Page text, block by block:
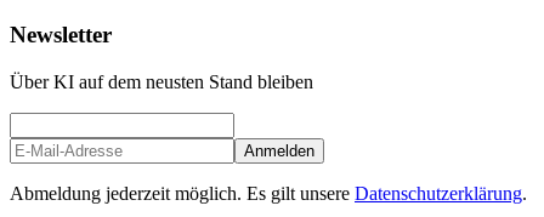
Newsletter
Über KI auf dem neusten Stand bleiben
Anmelden
Abmeldung jederzeit möglich. Es gilt unsere Datenschutzerklärung.